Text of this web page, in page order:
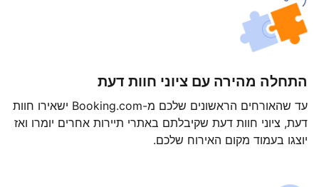
התחלה מהירה עם ציוני חוות דעת
עד שהאורחים הראשונים שלכם מ-Booking.com ישאירו חוות
דעת, ציוני חוות דעת שקיבלתם באתרי תיירות אחרים יומרו ואז
יוצגו בעמוד מקום האירוח שלכם.